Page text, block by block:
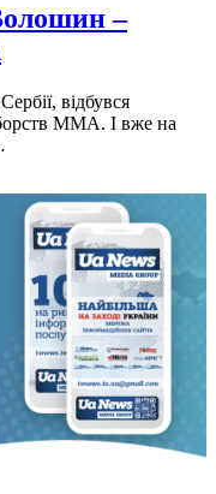
–
відбувся
ММА. І вже на